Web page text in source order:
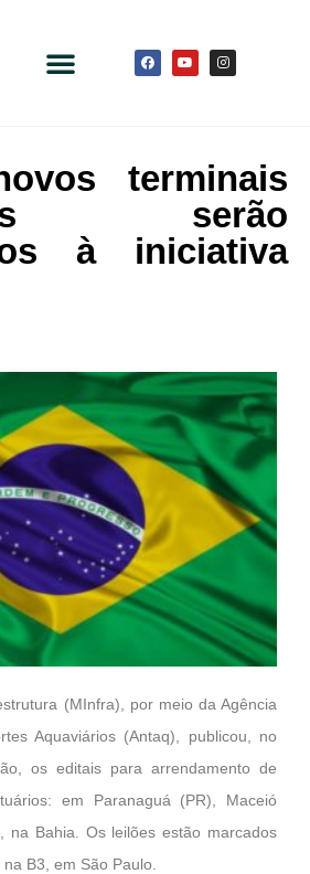
terminais
serão
à iniciativa
(MInfra), por meio da Agência
Aquaviários (Antaq), publicou, no
os editais para arrendamento de
em Paranaguá (PR), Maceió
na Bahia. Os leilões estão marcados
B3, em São Paulo.